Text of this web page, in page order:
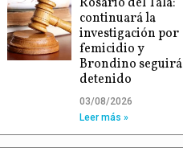
continuará la
investigación por
femicidio y
Brondino seguirá
detenido
03/08/2026
Leer más »